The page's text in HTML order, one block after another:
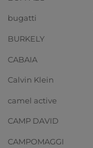
bugatti
BURKELY
CABAIA
Calvin Klein
camel active
CAMP DAVID
CAMPOMAGGI